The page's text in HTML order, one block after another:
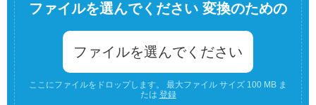
ファイルを選んでください 変換のための
ファイルを選んでください
ここにファイルをドロップします。 最大ファイル サイズ 100 MB ま
たは 登録